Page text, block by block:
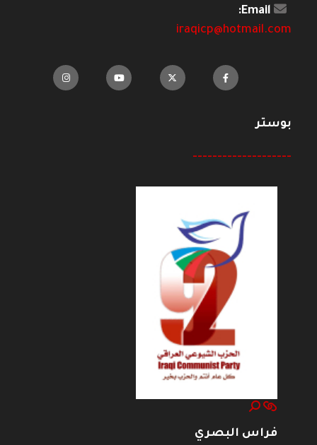
Email:
iraqicp@hotmail.com
بوستر
--------------------
فراس البصري